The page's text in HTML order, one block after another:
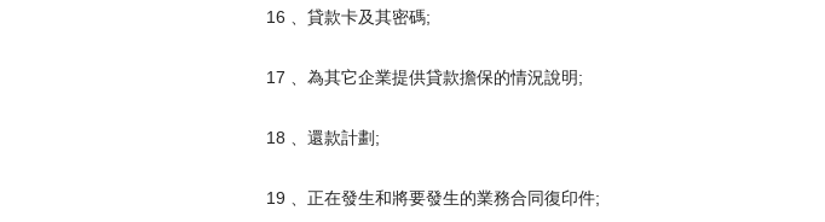
16 、貸款卡及其密碼;
17 、為其它企業提供貸款擔保的情況說明;
18 、還款計劃;
19 、正在發生和將要發生的業務合同復印件;